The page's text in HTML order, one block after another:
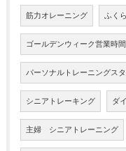
筋力オレーニング ふく
ゴールデンウィーク営業時
パーソナルトレーニングス
シニアトレーキング ダ
主婦 シニアトレーニング